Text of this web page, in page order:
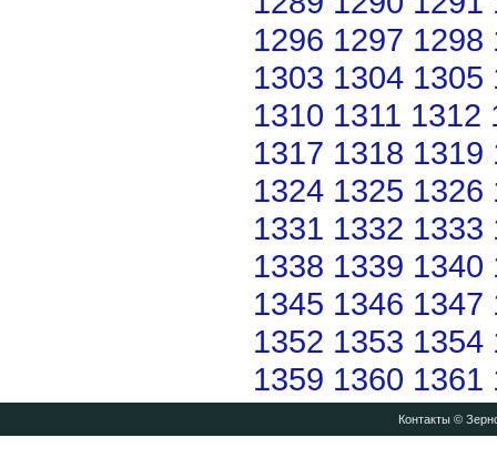
1296 1297 1298
1303 1304 1305
1310 1311 1312
1317 1318 1319
1324 1325 1326
1331 1332 1333
1338 1339 1340
1345 1346 1347
1352 1353 1354
1359 1360 1361
Контакты©